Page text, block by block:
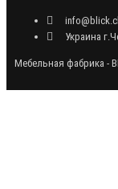
Украина
Мебельная фабрика -